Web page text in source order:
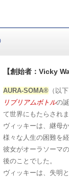
【創始者：Vicky
AURA-SOMA® （以
リブリアムボトルの
て世界にもたらされま
ヴィッキーは、継母
様々な人生の困難を
彼女がオーラソーマ
後のことでした。
ヴィッキーは、失明